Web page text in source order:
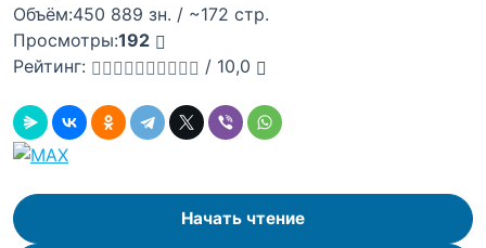
Объём:450 889 зн. / ~172 стр.
Просмотры:192
Рейтинг:
/ 10,0
Начать чтение